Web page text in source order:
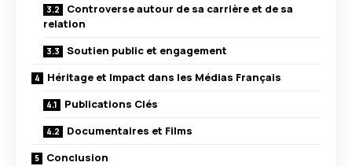
Controverse autour de sa carrière et de sa
relation
Soutien public et engagement
Héritage et Impact dans les Médias Français
Publications Clés
Documentaires et Films
Conclusion